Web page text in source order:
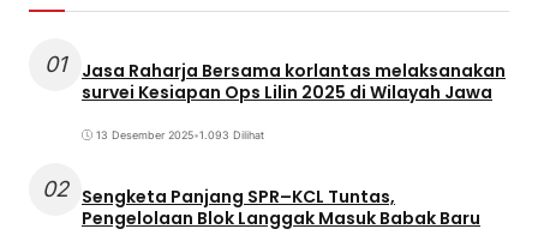
01
Jasa Raharja Bersama korlantas melaksanakan
survei Kesiapan Ops Lilin 2025 di Wilayah Jawa
13 Desember 2025•1.093 Dilihat
02 Sengketa Panjang SPR–KCL Tuntas,
Pengelolaan Blok Langgak Masuk Babak Baru